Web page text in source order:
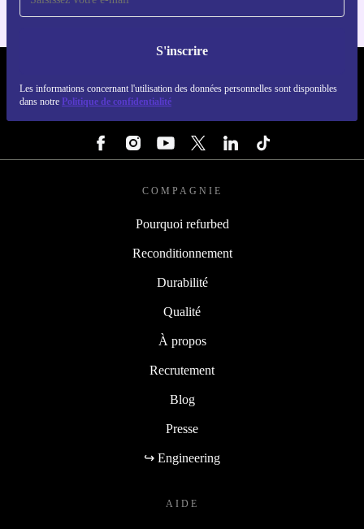
S'inscrire
Les informations concernant l'utilisation des données personnelles sont disponibles
dans notre Politique de confidentialité
COMPAGNIE
Pourquoi refurbed
Reconditionnement
Durabilité
Qualité
À propos
Recrutement
Blog
Presse
↪ Engineering
AIDE